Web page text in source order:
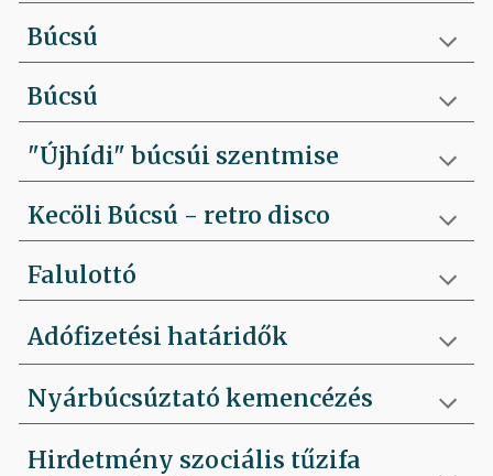
Búcsú
Búcsú
"Újhídi" búcsúi szentmise
Kecöli Búcsú - retro disco
Falulottó
Adófizetési határidők
Nyárbúcsúztató kemencézés
Hirdetmény szociális tűzifa